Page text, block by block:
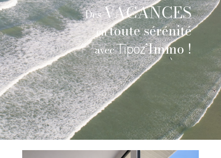
DesVACANCES
entoute sérénité
avecTipoz’Immo !